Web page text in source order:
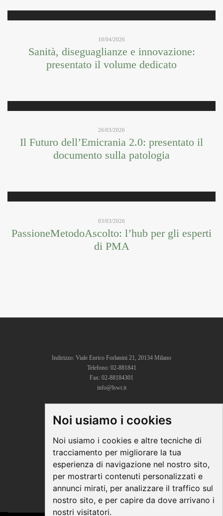
Noi usiamo i cookies
Noi usiamo i cookies e altre tecniche di
tracciamento per migliorare la tua
esperienza di navigazione nel nostro sito,
per mostrarti contenuti personalizzati e
annunci mirati, per analizzare il traffico sul
nostro sito, e per capire da dove arrivano i
nostri visitatori.
10/04/2026
Sanità, diseguaglianze e innovazione:
presentato il volume dedicato
26/03/2026
Il Futuro dell’Emicrania 2.0: presentato il
documento sulla patologia
03/03/2026
PassioneMetodoAscolto: l’hub per gli esperti
di PMA
Indirizzo: Viale Enrico Forlanini 21, 20134 Milano
Telefono: 02-881841
Fax: 02-88184301
info@lswr.it
CONNECT
Linkedin
Instagram
Youtube